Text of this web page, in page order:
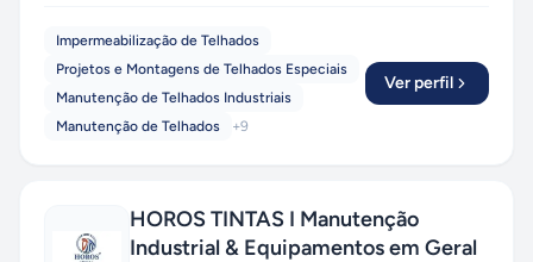
Impermeabilização de Telhados
Projetos e Montagens de Telhados Especiais
Manutenção de Telhados Industriais
Manutenção de Telhados
+9
Ver perfil
HOROS TINTAS I Manutenção
Industrial & Equipamentos em Geral